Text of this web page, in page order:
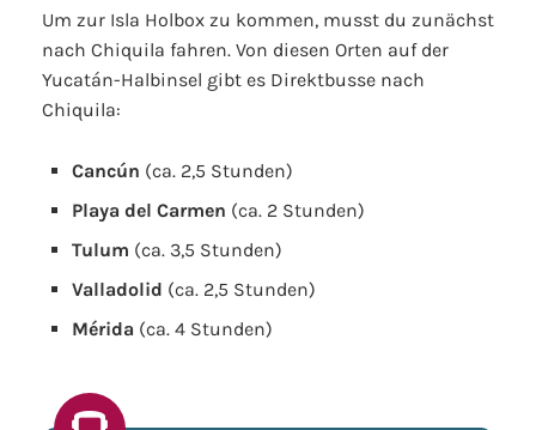
Um zur Isla Holbox zu kommen, musst du zunächst
nach Chiquila fahren. Von diesen Orten auf der
Yucatán-Halbinsel gibt es Direktbusse nach
Chiquila:
Cancún (ca. 2,5 Stunden)
Playa del Carmen (ca. 2 Stunden)
Tulum (ca. 3,5 Stunden)
Valladolid (ca. 2,5 Stunden)
Mérida (ca. 4 Stunden)